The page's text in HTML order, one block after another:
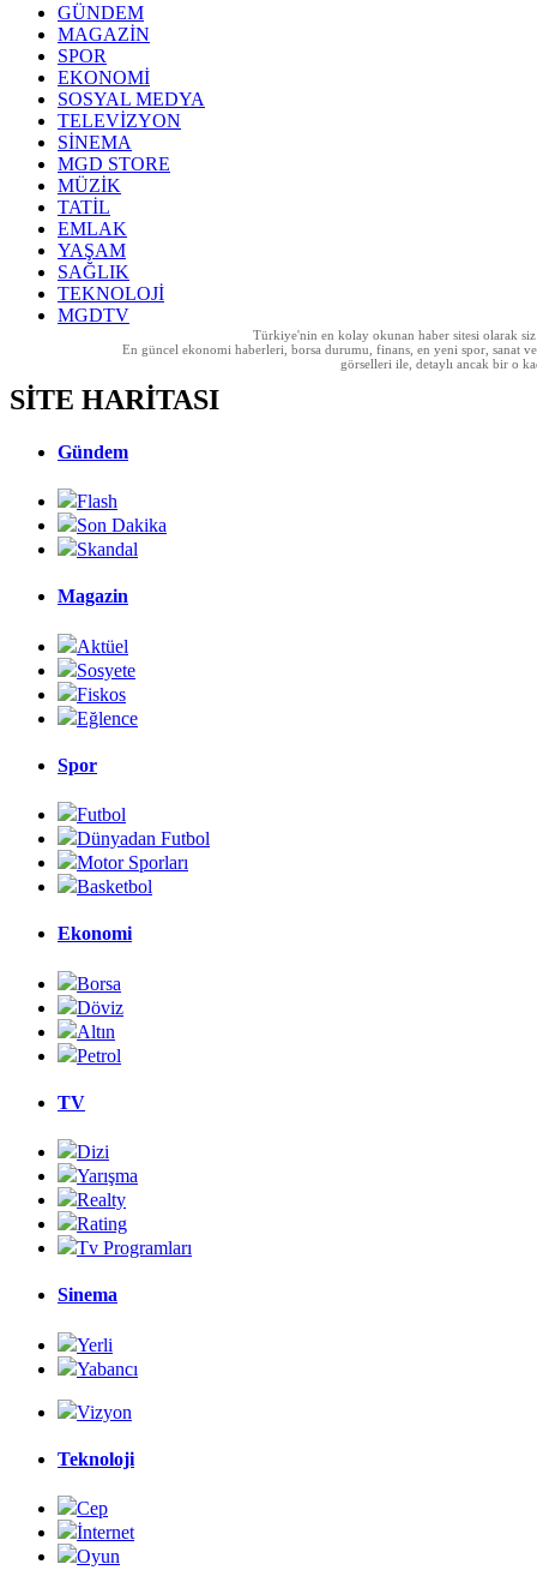
GÜNDEM
MAGAZİN
SPOR
EKONOMİ
SOSYAL MEDYA
TELEVİZYON
SİNEMA
MGD STORE
MÜZİK
TATİL
EMLAK
YAŞAM
SAĞLIK
TEKNOLOJİ
MGDTV
Türkiye'nin en kolay okunan haber sitesi olarak siz
En güncel ekonomi haberleri, borsa durumu, finans, en yeni spor, sanat
görselleri ile, detaylı ancak bir o
SİTE HARİTASI
Gündem
Flash
Son Dakika
Skandal
Magazin
Aktüel
Sosyete
Fiskos
Eğlence
Spor
Futbol
Dünyadan Futbol
Motor Sporları
Basketbol
Ekonomi
Borsa
Döviz
Altın
Petrol
TV
Dizi
Yarışma
Realty
Rating
Tv Programları
Sinema
Yerli
Yabancı
Vizyon
Teknoloji
Cep
İnternet
Oyun